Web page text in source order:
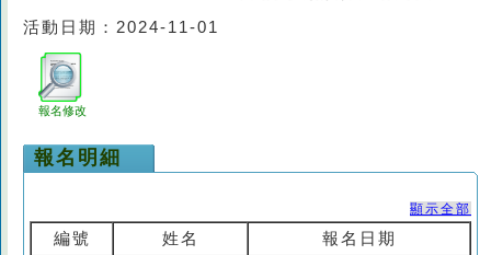
活動日期：2024-11-01
報名修改
報名明細
顯示全部
編號 姓名 報名日期